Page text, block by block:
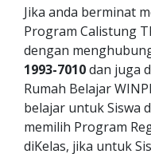
Jika anda berminat
Program Calistung
dengan
1993-7010dan juga
Rumah Belajar
belajar untuk Siswa
memilih Program
diKelas, jika untuk